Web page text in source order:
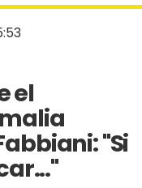
el
"Si